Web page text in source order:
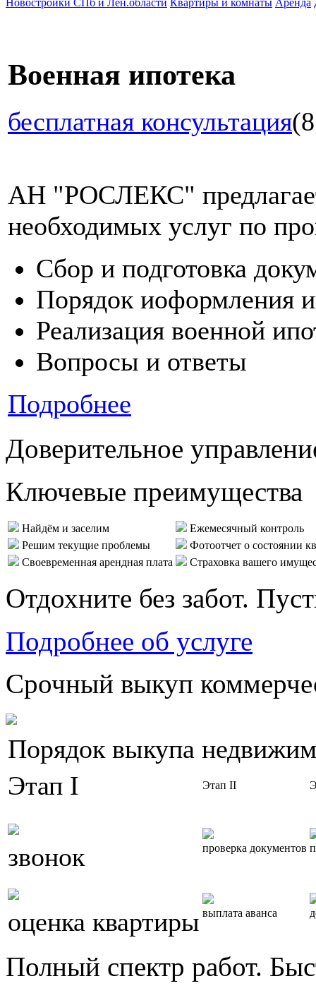
Военная ипотека
бесплатная консультация
АН "РОСЛЕКС"
необходимых услуг по
Сбор и подготовка
Порядок иоформления
Реализация военной
Вопросы и ответы
Подробнее
Доверительное
Ключевые преимущества
Найдём и заселим
Ежемесячный контроль
Решим текущие проблемы
Фотоотчет о состоянии
Своевременная арендная плата
Страховка вашего
Отдохните без забот.
Подробнее об услуге
Срочный выкуп
Порядок выкупа
Этап I
Этап II
звонок проверка документов
оценка квартиры выплата аванса
Полный спектр работ.